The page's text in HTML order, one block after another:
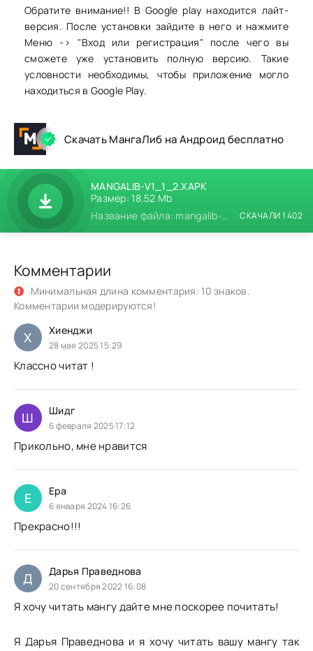
Обратите внимание!! В Google play находится лайт-
версия. После установки зайдите в него и нажмите
Меню -> "Вход или регистрация" после чего вы
сможете уже установить полную версию. Такие
условности необходимы, чтобы приложение могло
находиться в Google Play.
Скачать МангаЛиб на Андроид бесплатно
MANGALIB-V1_1_2.XAPK
Размер: 18.52 Mb
Название файла: mangalib-v1_1_2.xapk
СКАЧАЛИ 1 402
Комментарии
Минимальная длина комментария: 10 знаков.
Комментарии модерируются!
Х Хиенджи
28 мая 2025 15:29
Классно читат !
Ш Шидг
6 февраля 2025 17:12
Прикольно, мне нравится
Е Ера
6 января 2024 16:26
Прекрасно!!!
Д Дарья Праведнова
20 сентября 2022 16:08
Я хочу читать мангу дайте мне поскорее почитать!
Я Дарья Праведнова и я хочу читать вашу мангу так